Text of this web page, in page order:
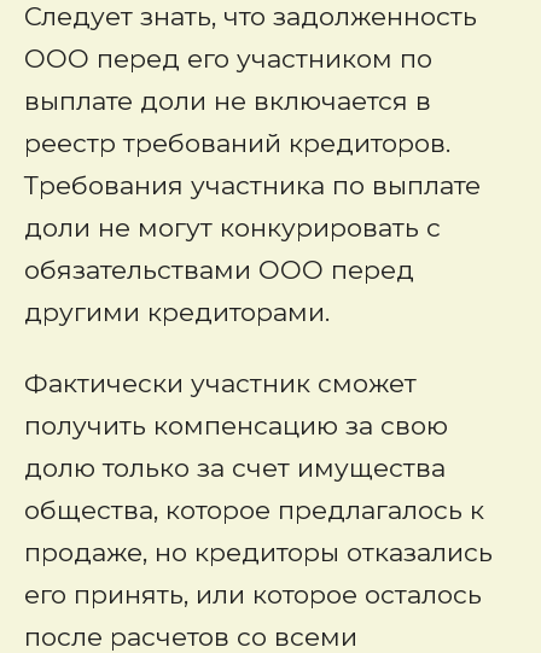
Следует знать, что задолженность
ООО перед его участником по
выплате доли не включается в
реестр требований кредиторов.
Требования участника по выплате
доли не могут конкурировать с
обязательствами ООО перед
другими кредиторами.
Фактически участник сможет
получить компенсацию за свою
долю только за счет имущества
общества, которое предлагалось к
продаже, но кредиторы отказались
его принять, или которое осталось
после расчетов со всеми